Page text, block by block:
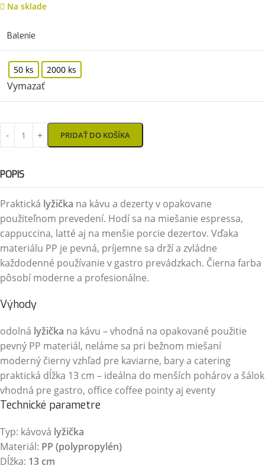
Na sklade
Balenie
50 ks 2000 ks
Vymazať
PRIDAŤ DO KOŠÍKA
POPIS
Praktická lyžička na kávu a dezerty v opakovane
použiteľnom prevedení. Hodí sa na miešanie espressa,
cappuccina, latté aj na menšie porcie dezertov. Vďaka
materiálu PP je pevná, príjemne sa drží a zvládne
každodenné používanie v gastro prevádzkach. Čierna farba
pôsobí moderne a profesionálne.
Výhody
odolná lyžička na kávu – vhodná na opakované použitie
pevný PP materiál, neláme sa pri bežnom miešaní
moderný čierny vzhľad pre kaviarne, bary a catering
praktická dĺžka 13 cm – ideálna do menších pohárov a šálok
vhodná pre gastro, office coffee pointy aj eventy
Technické parametre
Typ: kávová lyžička
Materiál: PP (polypropylén)
Dĺžka: 13 cm